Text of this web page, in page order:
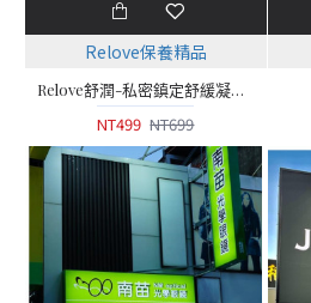
Relove保養精品
Relove舒潤-私密鎮定舒緩凝露【40ml】
NT499 NT699